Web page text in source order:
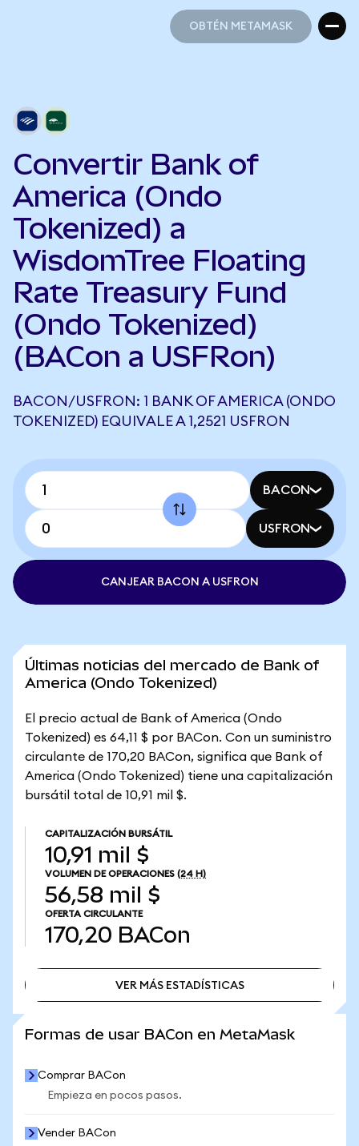
OBTÉN METAMASK
Convertir Bank of
America (Ondo
Tokenized) a
WisdomTree Floating
Rate Treasury Fund
(Ondo Tokenized)
(BACon a USFRon)
BACON/USFRON: 1 BANK OF AMERICA (ONDO
TOKENIZED) EQUIVALE A 1,2521 USFRON
BACON
USFRON
CANJEAR BACON A USFRON
Últimas noticias del mercado de Bank of
America (Ondo Tokenized)
El precio actual de Bank of America (Ondo
Tokenized) es 64,11 $ por BACon. Con un suministro
circulante de 170,20 BACon, significa que Bank of
America (Ondo Tokenized) tiene una capitalización
bursátil total de 10,91 mil $.
CAPITALIZACIÓN BURSÁTIL
10,91 mil $
VOLUMEN DE OPERACIONES (24 H)
56,58 mil $
OFERTA CIRCULANTE
170,20 BACon
VER MÁS ESTADÍSTICAS
Formas de usar BACon en MetaMask
Comprar BACon
Empieza en pocos pasos.
Vender BACon